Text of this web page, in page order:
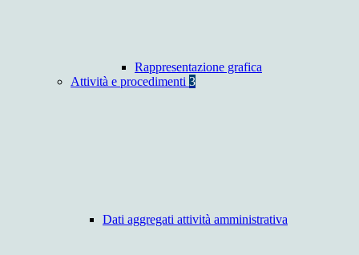
Rappresentazione grafica
Attività e procedimenti 3
Dati aggregati attività amministrativa